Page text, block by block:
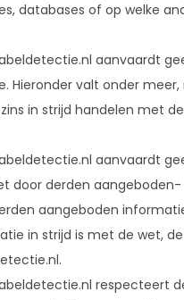
databases of op welke
aanvaardt
Hieronder valt onder
in strijd handelen met
aanvaardt
door derden
aangeboden
in strijd is met de wet,
respecteert